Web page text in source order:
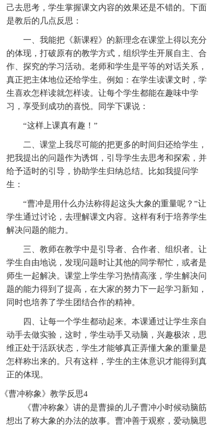
己去思考，学生掌握课文内容的效果还是不错的。下面
是教后的几点反思：
一、我能把《新课程》的新理念在课堂上得以充分
的体现，打破原有的教学方式，组织学生开展自主、合
作、探究的学习活动。老师和学生是平等的对话关系，
真正把主体地位还给学生。例如：在学生读课文时，学
生喜欢怎样读就怎样读。让每个学生都能在趣味中学
习，享受到成功的喜悦。同学下课说：
“这样上课真有趣！”
二、课堂上我尽可能的把更多的时间归还给学生，
把我提出的问题作为诱饵，引导学生去思考和探索，并
给予适时的引导，协助学生归纳总结。比如我提问学
生：
“曹冲是用什么办法称得起这头大象的重量呢？”让
学生通过讨论，去理解课文内容。这样有利于培养学生
解决问题的能力。
三、教师在教学中是引导者、合作者、组织者。让
学生自由地说，发现问题时让其他的同学帮忙，或者是
师生一起解决。课堂上学生学习热情高涨，学生解决问
题的能力得到了提高，在大家的努力下一起学习新知，
同时也培养了学生团结合作的精神。
四、让每一个学生都动起来。本课通过让学生亲自
动手去做实验，这时，学生动手又动脑，兴趣极浓，思
维正处于活跃状态，学生才能够真正弄懂大象的重量是
怎样称出来的。只有这样，学生的主体意识才能得到真
正的体现。
《曹冲称象》教学反思4
《曹冲称象》讲的是曹操的儿子曹冲小时候动脑筋
想出了称大象的办法的故事。曹冲善于观察，爱动脑思